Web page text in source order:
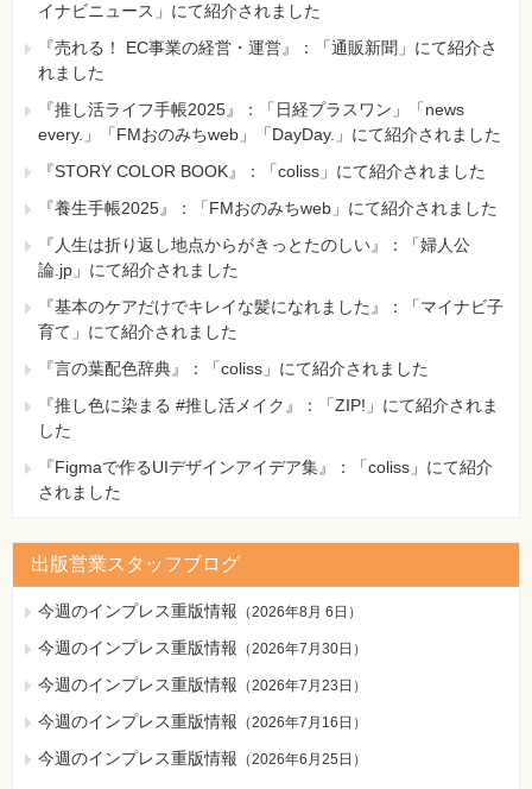
イナビニュース」にて紹介されました
『売れる！ EC事業の経営・運営』：「通販新聞」にて紹介さ
れました
『推し活ライフ手帳2025』：「日経プラスワン」「news
every.」「FMおのみちweb」「DayDay.」にて紹介されました
『STORY COLOR BOOK』：「coliss」にて紹介されました
『養生手帳2025』：「FMおのみちweb」にて紹介されました
『人生は折り返し地点からがきっとたのしい』：「婦人公
論.jp」にて紹介されました
『基本のケアだけでキレイな髪になれました』：「マイナビ子
育て」にて紹介されました
『言の葉配色辞典』：「coliss」にて紹介されました
『推し色に染まる #推し活メイク』：「ZIP!」にて紹介されま
した
『Figmaで作るUIデザインアイデア集』：「coliss」にて紹介
されました
出版営業スタッフブログ
今週のインプレス重版情報 （2026年8月 6日 ）
今週のインプレス重版情報 （2026年7月30日 ）
今週のインプレス重版情報 （2026年7月23日 ）
今週のインプレス重版情報 （2026年7月16日 ）
今週のインプレス重版情報 （2026年6月25日 ）